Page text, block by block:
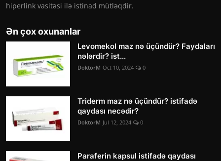
hiperlink vasitəsi ilə istinad mütləqdir.
Ən çox oxunanlar
Levomekol maz nə üçündür? Faydaları
nələrdir? ist...
DoktorM Oct 10, 2024 0
Triderm maz nə üçündür? istifadə
qaydası necədir?
DoktorM Jul 12, 2024 0
Paraferin kapsul istifadə qaydası